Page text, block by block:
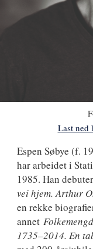
Last ned
Espen
Søbye
Espen Søbye (f.
har arbeidet i
1985. Han
vei hjem. Arthur
en rekke
annet
1735–2014. En